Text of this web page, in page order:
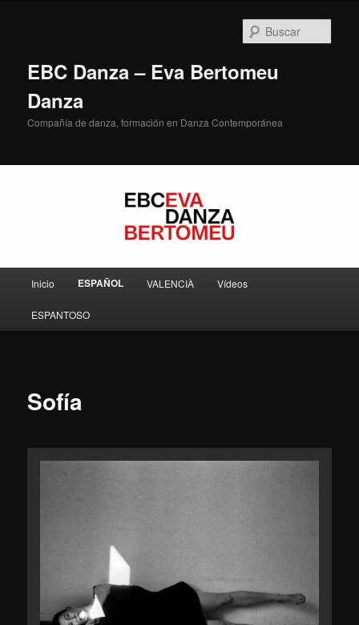
EBC Danza – Eva Bertomeu
Danza
Compañía de danza, formación en Danza Contemporánea
Inicio ESPAÑOL VALENCIÀ Vídeos
ESPANTOSO
Sofía